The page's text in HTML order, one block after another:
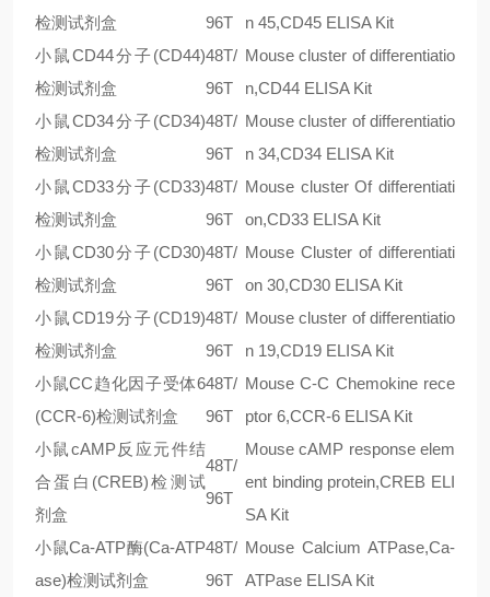
检测试剂盒
96T
n 45,CD45 ELISA Kit
小鼠CD44分子(CD44)
检测试剂盒
48T/
96T
Mouse cluster of differentiatio
n,CD44 ELISA Kit
小鼠CD34分子(CD34)
检测试剂盒
48T/
96T
Mouse cluster of differentiatio
n 34,CD34 ELISA Kit
小鼠CD33分子(CD33)
检测试剂盒
48T/
96T
Mouse cluster Of differentiati
on,CD33 ELISA Kit
小鼠CD30分子(CD30)
检测试剂盒
48T/
96T
Mouse Cluster of differentiati
on 30,CD30 ELISA Kit
小鼠CD19分子(CD19)
检测试剂盒
48T/
96T
Mouse cluster of differentiatio
n 19,CD19 ELISA Kit
小鼠CC趋化因子受体6
(CCR-6)检测试剂盒
48T/
96T
Mouse C-C Chemokine rece
ptor 6,CCR-6 ELISA Kit
小鼠cAMP反应元件结
合蛋白(CREB)检测试
剂盒
48T/
96T
Mouse cAMP response elem
ent binding protein,CREB ELI
SA Kit
小鼠Ca-ATP酶(Ca-ATP
ase)检测试剂盒
48T/
96T
Mouse Calcium ATPase,Ca-
ATPase ELISA Kit